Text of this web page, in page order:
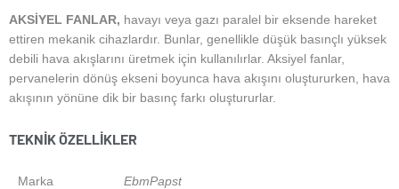
AKSIYEL FANLAR, havayı veya gazı paralel bir eksende hareket
ettiren mekanik cihazlardır. Bunlar, genellikle düşük basınçlı yüksek
debili hava akışlarını üretmek için kullanılırlar. Aksiyel fanlar,
pervanelerin dönüş ekseni boyunca hava akışını oluştururken, hava
akışının yönüne dik bir basınç farkı oluştururlar.
TEKNIK ÖZELLIKLER
Marka EbmPapst